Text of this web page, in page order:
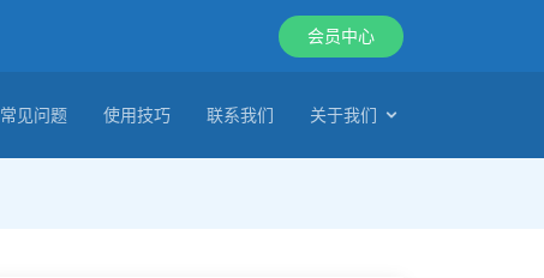
会员中心
常见问题 使用技巧 联系我们 关于我们